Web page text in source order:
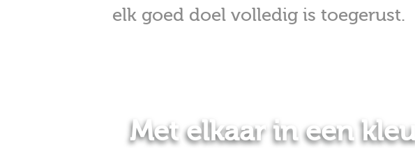
elk goed doel volledig is toegerust.
Met elkaar in een